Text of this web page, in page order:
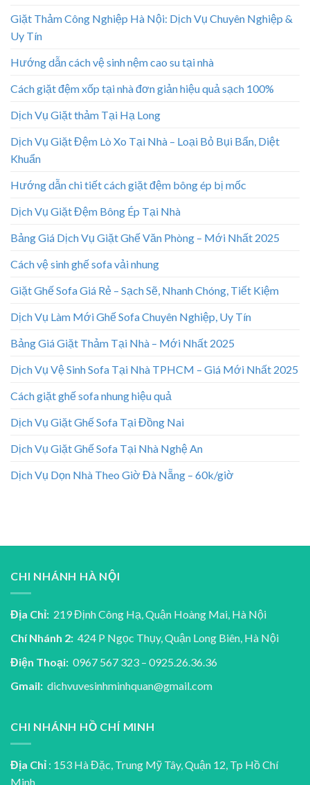
Giặt Thảm Công Nghiệp Hà Nội: Dịch Vụ Chuyên Nghiệp &
Uy Tín
Hướng dẫn cách vệ sinh nệm cao su tại nhà
Cách giặt đệm xốp tại nhà đơn giản hiệu quả sạch 100%
Dịch Vụ Giặt thảm Tại Hạ Long
Dịch Vụ Giặt Đệm Lò Xo Tại Nhà – Loại Bỏ Bụi Bẩn, Diệt
Khuẩn
Hướng dẫn chi tiết cách giặt đệm bông ép bị mốc
Dịch Vụ Giặt Đệm Bông Ép Tại Nhà
Bảng Giá Dịch Vụ Giặt Ghế Văn Phòng – Mới Nhất 2025
Cách vệ sinh ghế sofa vải nhung
Giặt Ghế Sofa Giá Rẻ – Sạch Sẽ, Nhanh Chóng, Tiết Kiệm
Dịch Vụ Làm Mới Ghế Sofa Chuyên Nghiệp, Uy Tín
Bảng Giá Giặt Thảm Tại Nhà – Mới Nhất 2025
Dịch Vụ Vệ Sinh Sofa Tại Nhà TPHCM – Giá Mới Nhất 2025
Cách giặt ghế sofa nhung hiệu quả
Dịch Vụ Giặt Ghế Sofa Tại Đồng Nai
Dịch Vụ Giặt Ghế Sofa Tại Nhà Nghệ An
Dịch Vụ Dọn Nhà Theo Giờ Đà Nẵng – 60k/giờ
CHI NHÁNH HÀ NỘI
Địa Chỉ: 219 Định Công Hạ, Quận Hoàng Mai, Hà Nội
Chí Nhánh 2: 424 P Ngọc Thụy, Quận Long Biên, Hà Nội
Điện Thoại: 0967 567 323 – 0925.26.36.36
Gmail: dichvuvesinhminhquan@gmail.com
CHI NHÁNH HỒ CHÍ MINH
Địa Chỉ : 153 Hà Đặc, Trung Mỹ Tây, Quận 12, Tp Hồ Chí
Minh